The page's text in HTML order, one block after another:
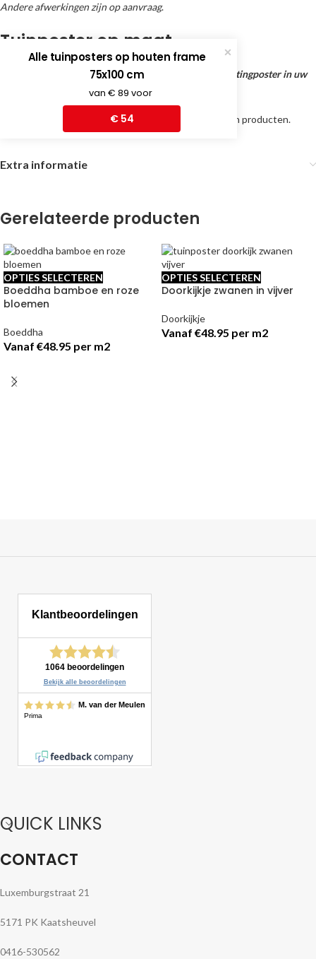
Andere afwerkingen zijn op aanvraag.
Tuinposter op maat
Klik hier voor een gratis tuinvoorbeeld van deze schuttingposter in uw
Kijk op ons YouTube kanaal voor bevestigingsuitleg en producten.
Extra informatie
Gerelateerde producten
OPTIES SELECTEREN
Boeddha bamboe en roze
bloemen
Boeddha
Vanaf €48.95 per m2
OPTIES SELECTEREN
Doorkijkje zwanen in vijver
Doorkijkje
Vanaf €48.95 per m2
QUICK LINKS
CONTACT
Luxemburgstraat 21
5171 PK Kaatsheuvel
0416-530562
Alle tuinposters op houten frame
75x100 cm
van € 89 voor
€ 54